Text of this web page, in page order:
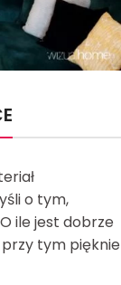
o tym,
ile jest dobrze
tym pięknie